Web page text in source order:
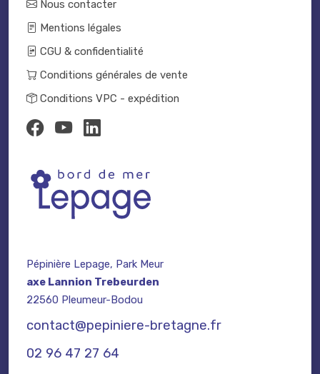
Nous contacter
Mentions légales
CGU & confidentialité
Conditions générales de vente
Conditions VPC - expédition
Pépinière Lepage, Park Meur
axe Lannion Trebeurden
22560 Pleumeur-Bodou
contact@pepiniere-bretagne.fr
02 96 47 27 64